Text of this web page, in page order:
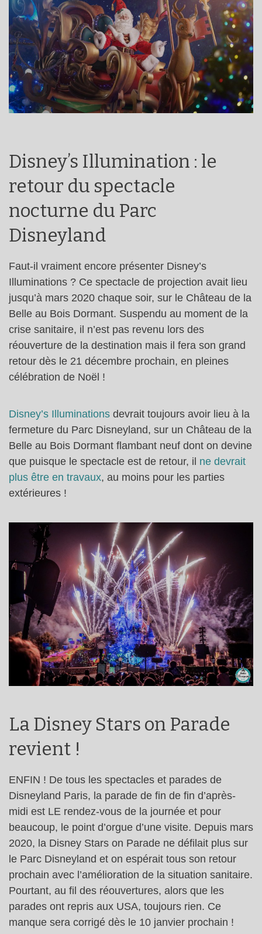
Disney’s Illumination : le
retour du spectacle
nocturne du Parc
Disneyland
Faut-il vraiment encore présenter Disney’s
Illuminations ? Ce spectacle de projection avait lieu
jusqu’à mars 2020 chaque soir, sur le Château de la
Belle au Bois Dormant. Suspendu au moment de la
crise sanitaire, il n’est pas revenu lors des
réouverture de la destination mais il fera son grand
retour dès le 21 décembre prochain, en pleines
célébration de Noël !
Disney’s Illuminations devrait toujours avoir lieu à la
fermeture du Parc Disneyland, sur un Château de la
Belle au Bois Dormant flambant neuf dont on devine
que puisque le spectacle est de retour, il ne devrait
plus être en travaux, au moins pour les parties
extérieures !
La Disney Stars on Parade
revient !
ENFIN ! De tous les spectacles et parades de
Disneyland Paris, la parade de fin de fin d’après-
midi est LE rendez-vous de la journée et pour
beaucoup, le point d’orgue d’une visite. Depuis mars
2020, la Disney Stars on Parade ne défilait plus sur
le Parc Disneyland et on espérait tous son retour
prochain avec l’amélioration de la situation sanitaire.
Pourtant, au fil des réouvertures, alors que les
parades ont repris aux USA, toujours rien. Ce
manque sera corrigé dès le 10 janvier prochain !